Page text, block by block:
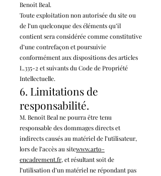
Benoit Beal.
Toute exploitation non autorisée du site ou
de l’un quelconque des éléments qu’il
contient sera considérée comme constitutive
d’une contrefaçon et poursuivie
conformément aux dispositions des articles
L.335-2 et suivants du Code de Propriété
Intellectuelle.
6. Limitations de
responsabilité.
M. Benoit Beal ne pourra être tenu
responsable des dommages directs et
indirects causés au matériel de l’utilisateur,
lors de l’accès au sitewww.arto-
encadrement.fr, et résultant soit de
l’utilisation d’un matériel ne répondant pas